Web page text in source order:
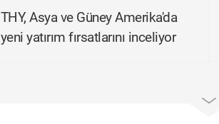
THY, Asya ve Güney Amerika'da
yeni yatırım fırsatlarını inceliyor